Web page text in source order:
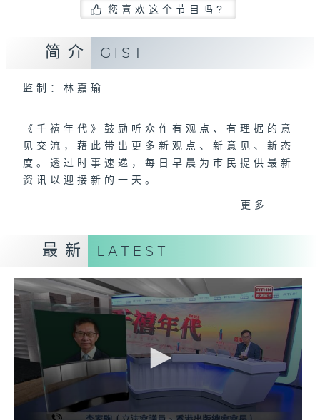
您喜欢这个节目吗?
简介 GIST
监制：林嘉瑜
《千禧年代》鼓励听众作有观点、有理据的意
见交流，藉此带出更多新观点、新意见、新态
度。透过时事速递，每日早晨为市民提供最新
资讯以迎接新的一天。
声音更立体 意见更多元
热线号码: 1872311
更多...
最新 LATEST